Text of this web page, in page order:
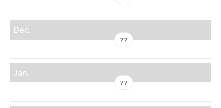
Dec.
??
Jan.
??